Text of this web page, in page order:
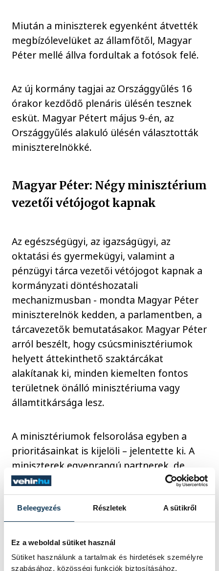
Beleegyezés Részletek A sütikről
Ez a weboldal sütiket használ
Sütiket használunk a tartalmak és hirdetések személyre
szabásához, közösségi funkciók biztosításához,
Miután a miniszterek egyenként átvették
megbízólevelüket az államfőtől, Magyar
Péter mellé állva fordultak a fotósok felé.
Az új kormány tagjai az Országgyűlés 16
órakor kezdődő plenáris ülésén tesznek
esküt. Magyar Pétert május 9-én, az
Országgyűlés alakuló ülésén választották
miniszterelnökké.
Magyar Péter: Négy minisztérium
vezetői vétójogot kapnak
Az egészségügyi, az igazságügyi, az
oktatási és gyermekügyi, valamint a
pénzügyi tárca vezetői vétójogot kapnak a
kormányzati döntéshozatali
mechanizmusban - mondta Magyar Péter
miniszterelnök kedden, a parlamentben, a
tárcavezetők bemutatásakor. Magyar Péter
arról beszélt, hogy csúcsminisztériumok
helyett áttekinthető szaktárcákat
alakítanak ki, minden kiemelten fontos
területnek önálló minisztériuma vagy
államtitkársága lesz.
A minisztériumok felsorolása egyben a
prioritásainkat is kijelöli – jelentette ki. A
miniszterek egyenrangú partnerek, de
vannak olyan tárcák, illetőleg
szakterületek, amelyek kulcsszerepet
játszanak a "rendszerváltás" folyamatában
– közölte. Az egészségügyi, az igazságügyi,
az oktatási és gyermekügyi, valamint a
pénzügyminisztérium az a négy tárca,
amelyek előtt a legnagyobb, a